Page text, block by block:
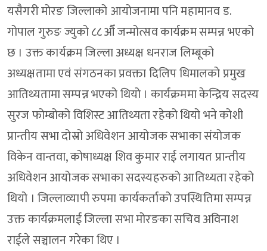
यसैगरी मोरङ जिल्लाको आयोजनामा पनि महामानव ड.
गोपाल गुरुङ ज्युको ८८औँ जन्मोत्सव कार्यक्रम सम्पन्न भएको
छ । उक्त कार्यक्रम जिल्ला अध्यक्ष धनराज लिम्बूको
अध्यक्षतामा एवं संगठनका प्रवक्ता दिलिप धिमालको प्रमुख
आतिथ्यतामा सम्पन्न भएको थियो । कार्यक्रममा केन्द्रिय सदस्य
सुरज फोम्बोको विशिस्ट आतिथ्यता रहेको थियो भने कोशी
प्रान्तीय सभा दोस्रो अधिवेशन आयोजक सभाका संयोजक
विकेन वान्तवा, कोषाध्यक्ष शिव कुमार राई लगायत प्रान्तीय
अधिवेशन आयोजक सभाका सदस्यहरुको आतिथ्यता रहेको
थियो । जिल्लाव्यापी रुपमा कार्यकर्ताको उपस्थितिमा सम्पन्न
उक्त कार्यक्रमलाई जिल्ला सभा मोरङका सचिव अविनाश
राईले सञ्चालन गरेका थिए ।